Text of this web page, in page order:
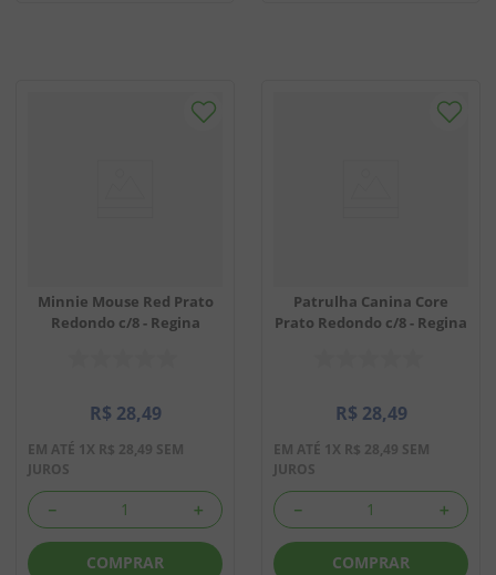
Minnie Mouse Red Prato
Redondo c/8 - Regina
R$ 28,49
EM ATÉ 1X R$ 28,49 SEM
JUROS
＋
－
COMPRAR
Patrulha Canina Core
Prato Redondo c/8 - Regina
R$ 28,49
EM ATÉ 1X R$ 28,49 SEM
JUROS
＋
－
COMPRAR